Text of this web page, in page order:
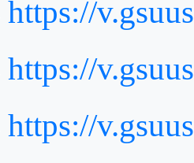
https://
https://
https://